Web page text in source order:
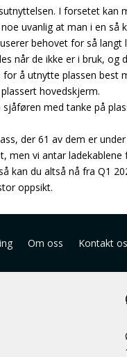
I forsetet
uvanlig at man i en så
behovet for så
når de ikke er i bruk,
å utnytte plassen best
hovedskjerm.
sjåføren med tanke på
der 61 av dem er
men vi antar ladekablene
kan du altså nå fra Q1
oppsikt.
Om oss Kontakt